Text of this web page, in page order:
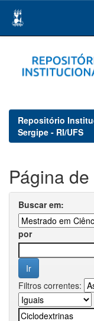
navigation
Repositório
Sergipe - RI/UFS
Página
Buscar em:
por
Filtros correntes: